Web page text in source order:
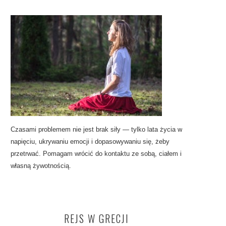
Czasami problemem nie jest brak siły — tylko lata życia w
napięciu, ukrywaniu emocji i dopasowywaniu się, żeby
przetrwać. Pomagam wrócić do kontaktu ze sobą, ciałem i
własną żywotnością.
REJS W GRECJI